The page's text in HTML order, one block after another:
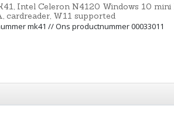
Intel Celeron N4120 Windows 10
cardreader, W11 supported
mk41 // Ons productnummer 00033011